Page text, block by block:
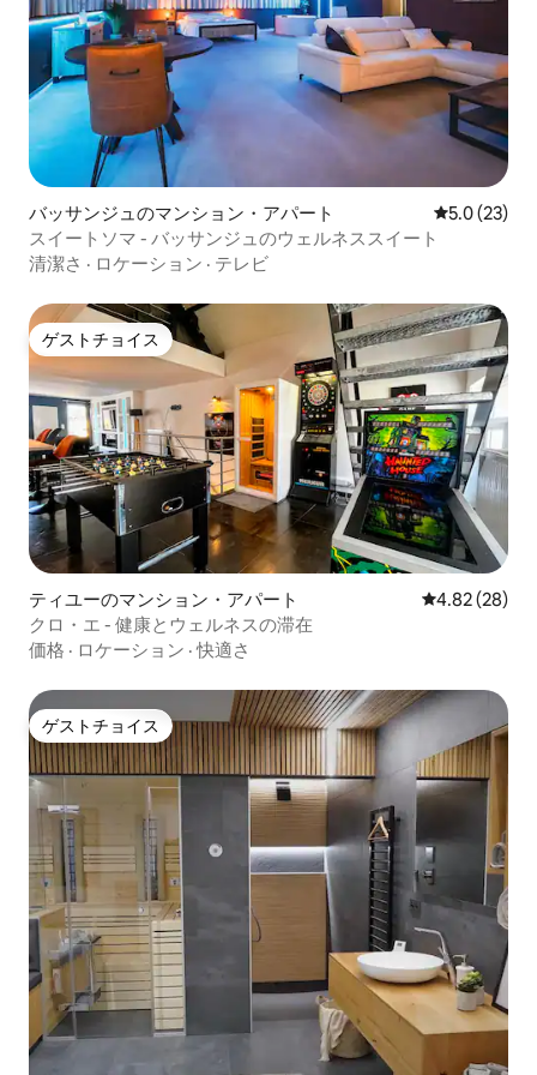
バッサンジュのマンション・アパート レビュー23
5.0 (23)
スイートソマ - バッサンジュのウェルネススイート
清潔さ · ロケーション · テレビ
ゲストチョイス
ゲストチョイス
ティユーのマンション・アパート レビュー28
4.82 (28)
クロ・エ - 健康とウェルネスの滞在
価格 · ロケーション ·快適さ
ゲストチョイス
ゲストチョイス